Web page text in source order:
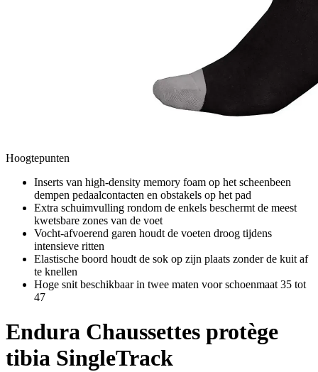
Hoogtepunten
Inserts van high-density memory foam op het scheenbeen
dempen pedaalcontacten en obstakels op het pad
Extra schuimvulling rondom de enkels beschermt de meest
kwetsbare zones van de voet
Vocht-afvoerend garen houdt de voeten droog tijdens
intensieve ritten
Elastische boord houdt de sok op zijn plaats zonder de kuit af
te knellen
Hoge snit beschikbaar in twee maten voor schoenmaat 35 tot
47
Endura Chaussettes protège
tibia SingleTrack